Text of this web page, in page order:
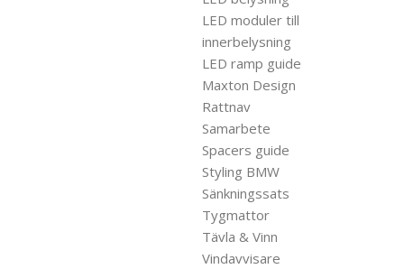
LED moduler till
innerbelysning
LED ramp guide
Maxton Design
Rattnav
Samarbete
Spacers guide
Styling BMW
Sänkningssats
Tygmattor
Tävla & Vinn
Vindavvisare